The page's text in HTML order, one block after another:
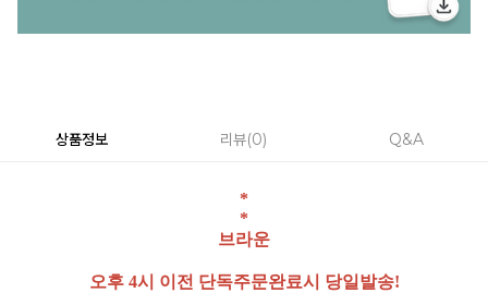
상품정보 리뷰 0 Q&A
*
*
브라운
오후 4시 이전 단독주문완료시 당일발송!